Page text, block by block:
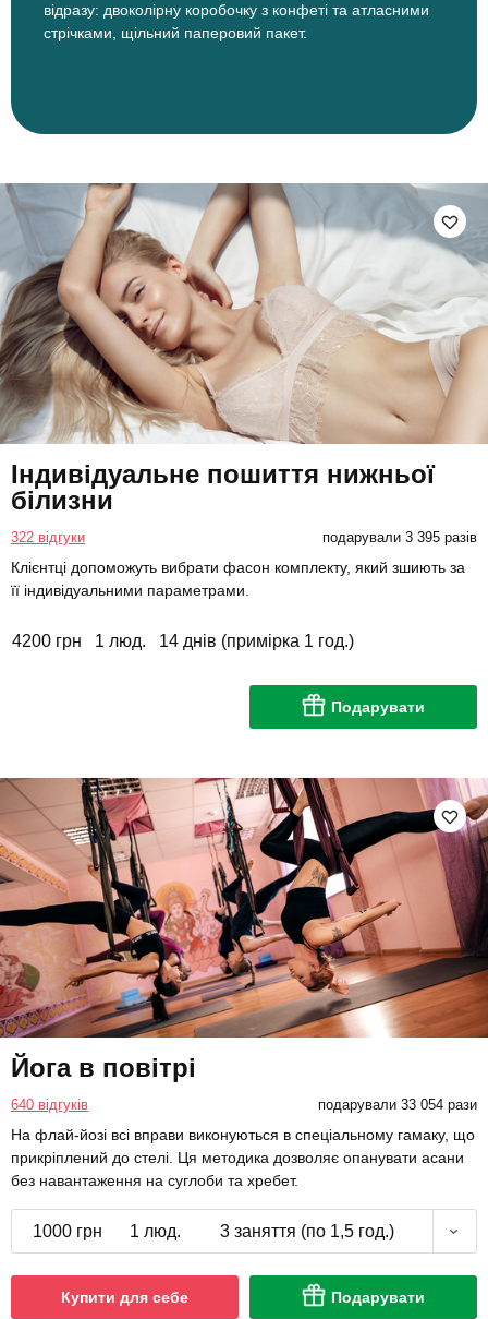
відразу: двоколірну коробочку з конфеті та атласними
стрічками, щільний паперовий пакет.
Індивідуальне пошиття нижньої
білизни
322 відгуки подарували 3 395 разів
Клієнтці допоможуть вибрати фасон комплекту, який зшиють за
її індивідуальними параметрами.
4200 грн 1 люд. 14 днів (примірка 1 год.)
Подарувати
Йога в повітрі
640 відгуків подарували 33 054 рази
На флай-йозі всі вправи виконуються в спеціальному гамаку, що
прикріплений до стелі. Ця методика дозволяє опанувати асани
без навантаження на суглоби та хребет.
1000 грн 1 люд. 3 заняття (по 1,5 год.)
Купити для себе Подарувати